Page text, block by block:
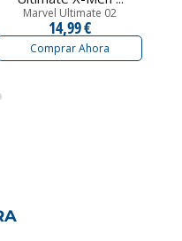
Marvel Ultimate 02
14,99 €
Comprar Ahora